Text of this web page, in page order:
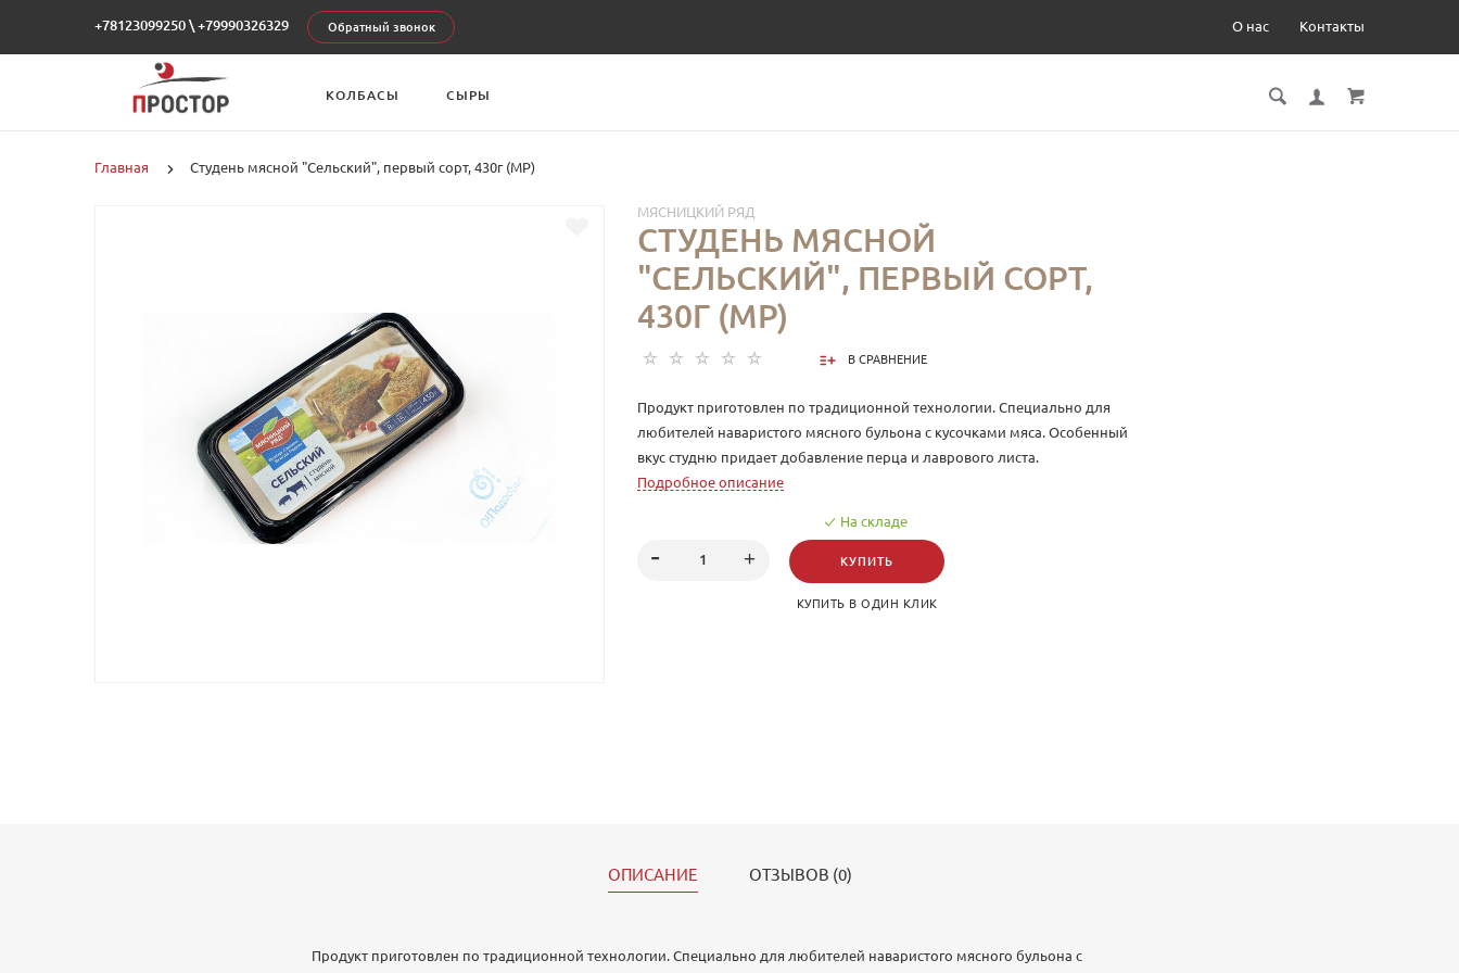
+78123099250 \ +79990326329 Обратный звонок О нас Контакты
КОЛБАСЫ СЫРЫ
Главная Студень мясной "Сельский", первый сорт, 430г (МР)
МЯСНИЦКИЙ РЯД
СТУДЕНЬ МЯСНОЙ
"СЕЛЬСКИЙ", ПЕРВЫЙ СОРТ,
430Г (МР)
В СРАВНЕНИЕ
Продукт приготовлен по традиционной технологии. Специально для
любителей наваристого мясного бульона с кусочками мяса. Особенный
вкус студню придает добавление перца и лаврового листа.
Подробное описание
На складе
КУПИТЬ
КУПИТЬ В ОДИН КЛИК
ОПИСАНИЕ ОТЗЫВОВ (0)
Продукт приготовлен по традиционной технологии. Специально для любителей наваристого мясного бульона с